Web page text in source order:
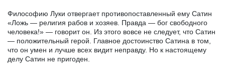
Философию Луки отвергает противопоставленный ему Сатин
«Ложь — религия рабов и хозяев. Правда — бог свободного
человека!» — говорит он. Из этого вовсе не следует, что Сатин
— положительный герой. Главное достоинство Сатина в том,
что он умен и лучше всех видит неправду. Но к настоящему
делу Сатин не пригоден.